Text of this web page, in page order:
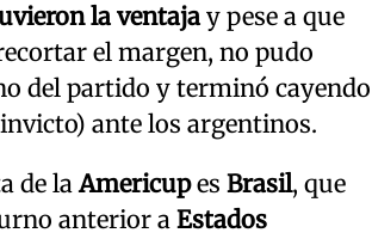
la ventajay pese a que
el margen, no pudo
del partido y terminó cayendo
ante los argentinos.
de laAmericupes Brasil, que
anterior a Estados